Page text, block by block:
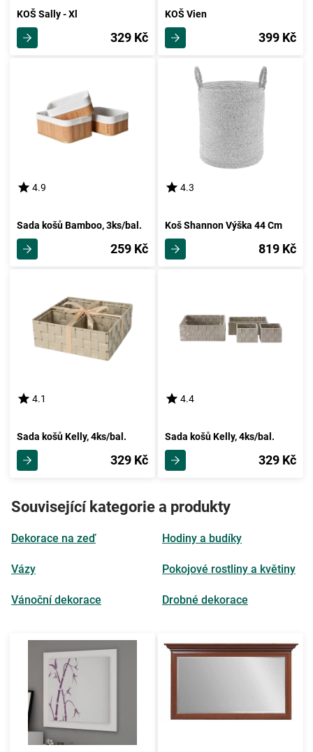
KOŠ Sally - Xl
329 Kč
KOŠ Vien
399 Kč
4.9
Sada košů Bamboo, 3ks/bal.
259 Kč
4.3
Koš Shannon Výška 44 Cm
819 Kč
4.1
Sada košů Kelly, 4ks/bal.
329 Kč
4.4
Sada košů Kelly, 4ks/bal.
329 Kč
Související kategorie a produkty
Dekorace na zeď
Vázy
Vánoční dekorace
Hodiny a budíky
Pokojové rostliny a květiny
Drobné dekorace